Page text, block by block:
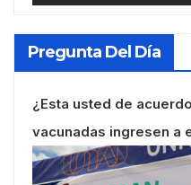
Pregunta Del Día
¿Esta usted de
vacunadas ingresen a